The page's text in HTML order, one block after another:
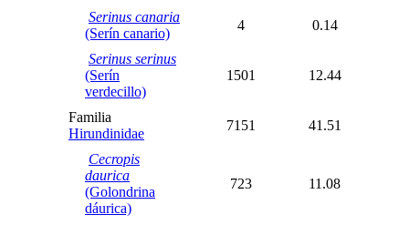
Serinus canaria
(Serín canario)
4 0.14
Serinus serinus
(Serín
verdecillo)
1501 12.44
Familia
Hirundinidae
7151 41.51
Cecropis
daurica
(Golondrina
dáurica)
723 11.08